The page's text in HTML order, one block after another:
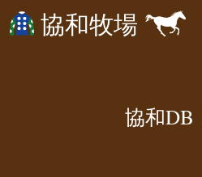
協和牧場
協和DB